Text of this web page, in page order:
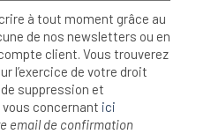
à tout moment grâce au
de nos newsletters ou en
client. Vous trouverez
l’exercice de votre droit
suppression et
concernant ici
email de confirmation